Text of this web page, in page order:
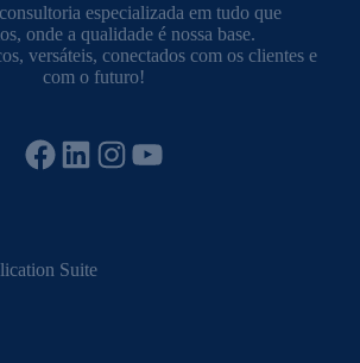
especializada em tudo que
onde a qualidade é nossa base.
versáteis, conectados com os clientes e
com o futuro!
Facebook
LinkedIn
Instagram
YouTube
Suite